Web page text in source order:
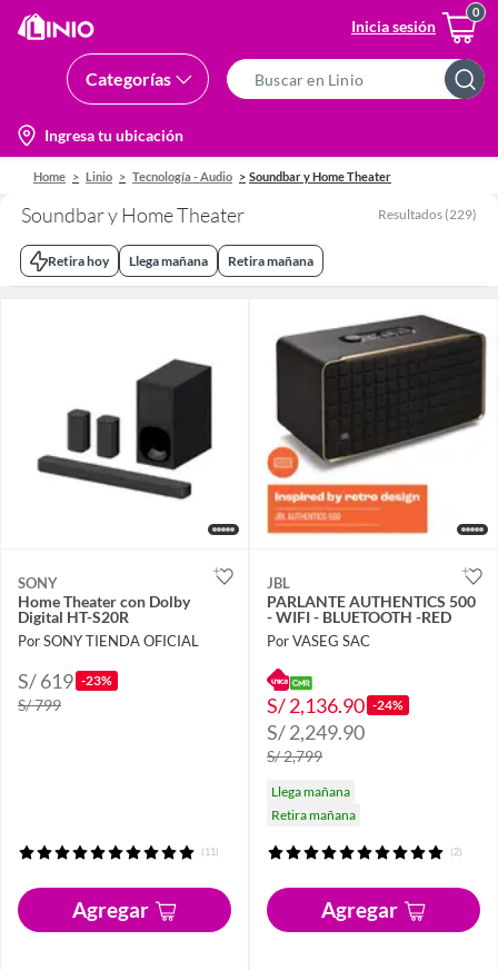
Inicia sesión
Categorías
Bar
location-
icon
Ingresa tu ubicación
Home Linio Tecnología - Audio Soundbar y Home Theater
Soundbar y Home Theater Resultados (229)
Retira hoy Llega mañana Retira mañana
SONY
Home Theater con Dolby
Digital HT-S20R
Por SONY TIENDA OFICIAL
S/ 619 -23%
S/ 799
(11)
Agregar
JBL
PARLANTE AUTHENTICS 500
- WIFI - BLUETOOTH -RED
Por VASEG SAC
S/ 2,136.90 -24%
S/ 2,249.90
S/ 2,799
Llega mañana
Retira mañana
(2)
Agregar